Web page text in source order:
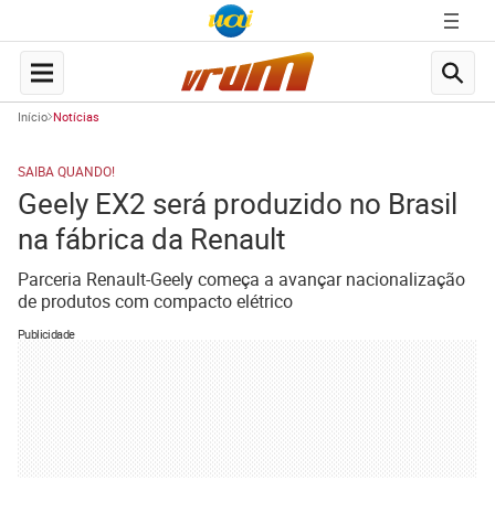
Início Notícias
SAIBA QUANDO!
Geely EX2 será produzido no Brasil
na fábrica da Renault
Parceria Renault-Geely começa a avançar nacionalização
de produtos com compacto elétrico
Publicidade